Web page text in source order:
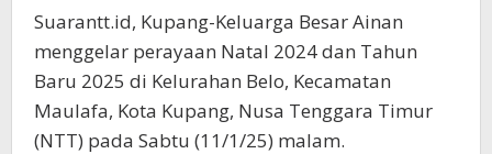
Suarantt.id, Kupang-Keluarga Besar Ainan
menggelar perayaan Natal 2024 dan Tahun
Baru 2025 di Kelurahan Belo, Kecamatan
Maulafa, Kota Kupang, Nusa Tenggara Timur
(NTT) pada Sabtu (11/1/25) malam.